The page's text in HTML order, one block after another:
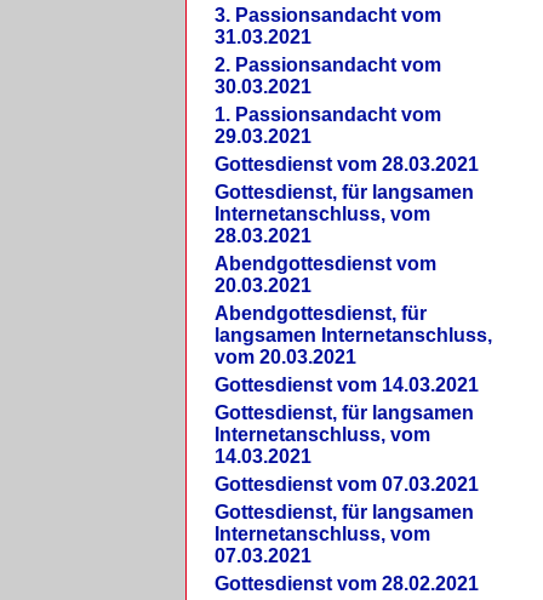
3. Passionsandacht vom
31.03.2021
2. Passionsandacht vom
30.03.2021
1. Passionsandacht vom
29.03.2021
Gottesdienst vom 28.03.2021
Gottesdienst, für langsamen
Internetanschluss, vom
28.03.2021
Abendgottesdienst vom
20.03.2021
Abendgottesdienst, für
langsamen Internetanschluss,
vom 20.03.2021
Gottesdienst vom 14.03.2021
Gottesdienst, für langsamen
Internetanschluss, vom
14.03.2021
Gottesdienst vom 07.03.2021
Gottesdienst, für langsamen
Internetanschluss, vom
07.03.2021
Gottesdienst vom 28.02.2021